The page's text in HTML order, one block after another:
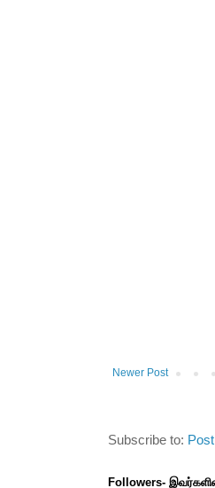
Newer Post
Subscribe to:
Followers-